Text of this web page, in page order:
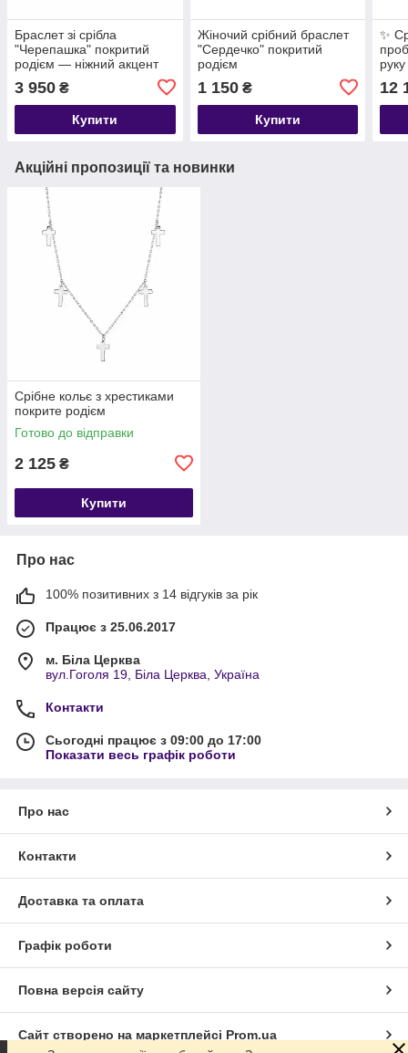
Браслет зі срібла
"Черепашка" покритий
родієм — ніжний акцент
3 950 ₴
Купити
Жіночий срібний браслет
"Сердечко" покритий
родієм
1 150₴
Купити
✨
руку
12
Акційні пропозиції та новинки
Срібне кольє з хрестиками
покрите родієм
Готово до відправки
2 125 ₴
Купити
Про нас
100% позитивних з 14 відгуків за рік
Працює з 25.06.2017
м. Біла Церква
вул.Гоголя 19, Біла Церква, Україна
Контакти
Сьогодні працює з 09:00 до 17:00
Показати весь графік роботи
Про нас
Контакти
Доставка та оплата
Графік роботи
Повна версія сайту
Сайт створено на маркетплейсі Prom.ua